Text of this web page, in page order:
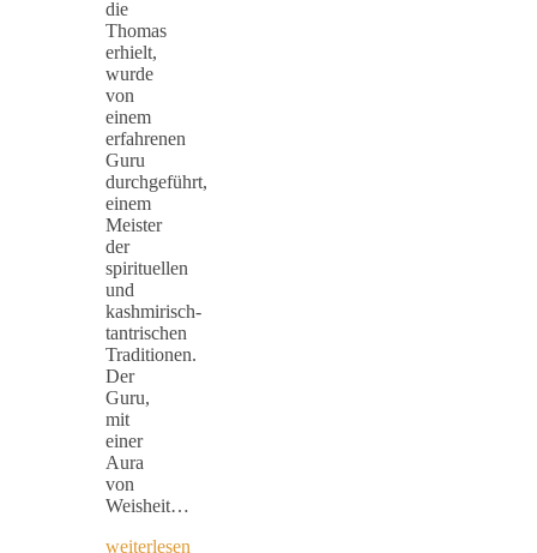
die
Thomas
erhielt,
wurde
von
einem
erfahrenen
Guru
durchgeführt,
einem
Meister
der
spirituellen
und
kashmirisch-
tantrischen
Traditionen.
Der
Guru,
mit
einer
Aura
von
Weisheit…
weiterlesen